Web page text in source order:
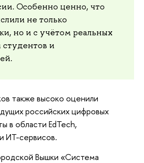
Особенно ценно, что
не только
но и с учётом реальных
и
также высоко оценили
российских цифровых
в области EdTech,
ИТ-сервисов.
Вышки «Система